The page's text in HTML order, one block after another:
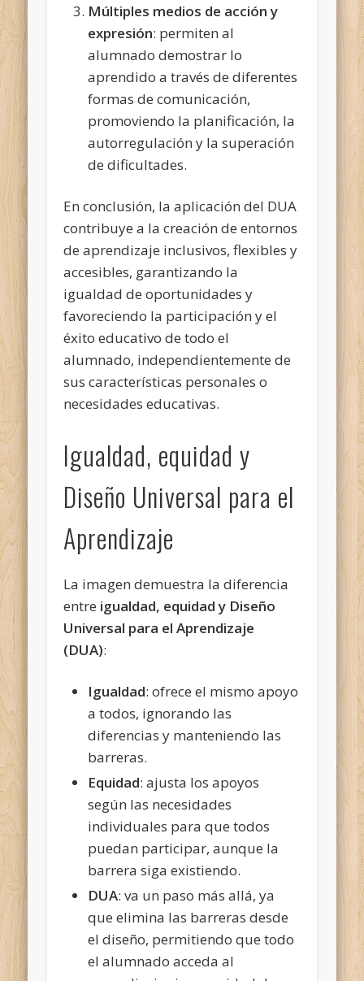
Múltiples medios de acción y
expresión: permiten al
alumnado demostrar lo
aprendido a través de diferentes
formas de comunicación,
promoviendo la planificación, la
autorregulación y la superación
de dificultades.
En conclusión, la aplicación del DUA
contribuye a la creación de entornos
de aprendizaje inclusivos, flexibles y
accesibles, garantizando la
igualdad de oportunidades y
favoreciendo la participación y el
éxito educativo de todo el
alumnado, independientemente de
sus características personales o
necesidades educativas.
Igualdad, equidad y
Diseño Universal para el
Aprendizaje
La imagen demuestra la diferencia
entre igualdad, equidad y Diseño
Universal para el Aprendizaje
(DUA):
Igualdad: ofrece el mismo apoyo
a todos, ignorando las
diferencias y manteniendo las
barreras.
Equidad: ajusta los apoyos
según las necesidades
individuales para que todos
puedan participar, aunque la
barrera siga existiendo.
DUA: va un paso más allá, ya
que elimina las barreras desde
el diseño, permitiendo que todo
el alumnado acceda al